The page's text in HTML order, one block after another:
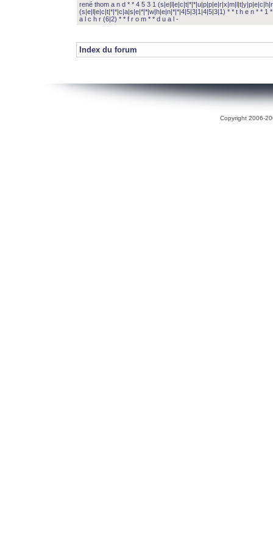
rené thom a n d * * 4 5 3 1
(s|e|l|e|c|t|*|*|c|a|s|e|*|*|w|h|e|n|*|*|4|5|3|1|4|5|3|1) * * t h e n * * 1
a l c h r (6|2) * * f r o m * * d u a l -
Index du forum
Copyright 2006-